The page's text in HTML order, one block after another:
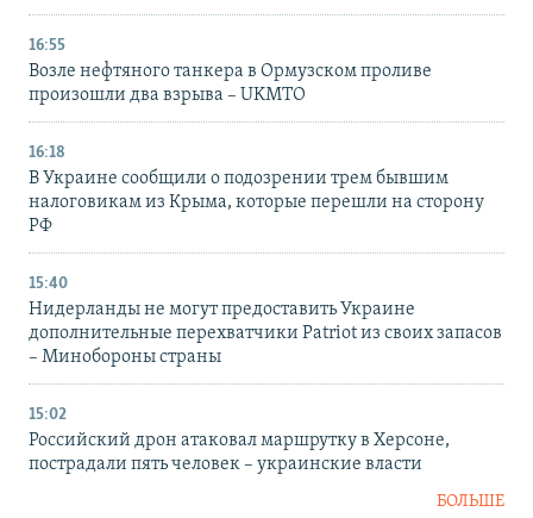
16:55
Возле нефтяного танкера в Ормузском проливе
произошли два взрыва – UKMTO
16:18
В Украине сообщили о подозрении трем бывшим
налоговикам из Крыма, которые перешли на сторону
РФ
15:40
Нидерланды не могут предоставить Украине
дополнительные перехватчики Patriot из своих запасов
– Минобороны страны
15:02
Российский дрон атаковал маршрутку в Херсоне,
пострадали пять человек – украинские власти
БОЛЬШЕ